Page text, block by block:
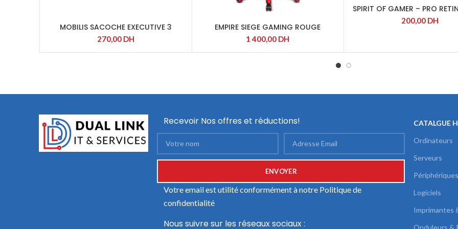
MOBILIS SACOCHE EXECUTIVE 3
COVERBOOK 11-14 »
270,00 DH
EMPIRE SIEGE GAMING ROUGE
1 400,00 DH
SPIRIT OF GAMER – PRO
LUMIERE BLEU
200,00 DH
Recevoir Nos offres et réductions!
Votre email est utilité conformément à notre Politique de
confidentialité
Nous suivre sur les réseaux sociaux :
CATALGUE
Ordinateurs
Serveurs
Logiciels
Imprimantes
Onduleurs &